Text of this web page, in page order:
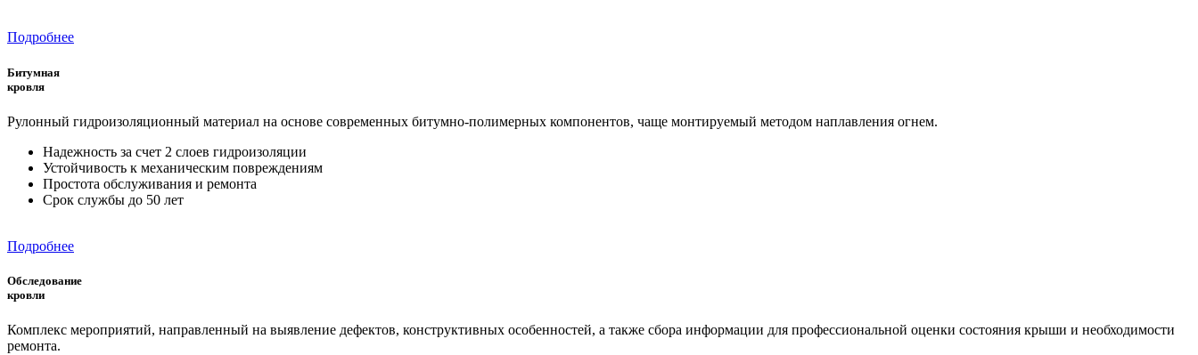
Подробнее
Битумная
кровля
Рулонный гидроизоляционный материал на основе современных битумно-полимерных компонентов, чаще монтируемый методом наплавления огнем.
Надежность за счет 2 слоев гидроизоляции
Устойчивость к механическим повреждениям
Простота обслуживания и ремонта
Срок службы до 50 лет
Подробнее
Обследование
кровли
Комплекс мероприятий, направленный на выявление дефектов, конструктивных особенностей, а также сбора информации для профессиональной оценки состояния крыши и необходимости
ремонта.